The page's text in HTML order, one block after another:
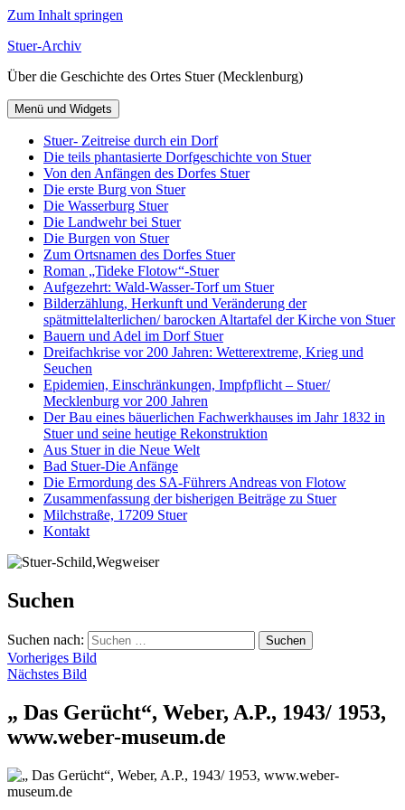
Zum Inhalt springen
Stuer-Archiv
Über die Geschichte des Ortes Stuer (Mecklenburg)
Menü und Widgets
Stuer- Zeitreise durch ein Dorf
Die teils phantasierte Dorfgeschichte von Stuer
Von den Anfängen des Dorfes Stuer
Die erste Burg von Stuer
Die Wasserburg Stuer
Die Landwehr bei Stuer
Die Burgen von Stuer
Zum Ortsnamen des Dorfes Stuer
Roman „Tideke Flotow“-Stuer
Aufgezehrt: Wald-Wasser-Torf um Stuer
Bilderzählung, Herkunft und Veränderung der
spätmittelalterlichen/ barocken Altartafel der Kirche von Stuer
Bauern und Adel im Dorf Stuer
Dreifachkrise vor 200 Jahren: Wetterextreme, Krieg und
Seuchen
Epidemien, Einschränkungen, Impfpflicht – Stuer/
Mecklenburg vor 200 Jahren
Der Bau eines bäuerlichen Fachwerkhauses im Jahr 1832 in
Stuer und seine heutige Rekonstruktion
Aus Stuer in die Neue Welt
Bad Stuer-Die Anfänge
Die Ermordung des SA-Führers Andreas von Flotow
Zusammenfassung der bisherigen Beiträge zu Stuer
Milchstraße, 17209 Stuer
Kontakt
Suchen
Suchen nach:
Vorheriges Bild
Nächstes Bild
„ Das Gerücht“, Weber, A.P., 1943/ 1953,
www.weber-museum.de